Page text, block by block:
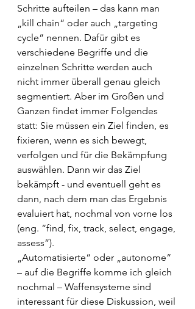
Schritte aufteilen – das kann man
„kill chain“ oder auch „targeting
cycle“ nennen. Dafür gibt es
verschiedene Begriffe und die
einzelnen Schritte werden auch
nicht immer überall genau gleich
segmentiert. Aber im Großen und
Ganzen findet immer Folgendes
statt: Sie müssen ein Ziel finden, es
fixieren, wenn es sich bewegt,
verfolgen und für die Bekämpfung
auswählen. Dann wir das Ziel
bekämpft - und eventuell geht es
dann, nach dem man das Ergebnis
evaluiert hat, nochmal von vorne los
(eng. “find, fix, track, select, engage,
assess”).
„Automatisierte“ oder „autonome“
– auf die Begriffe komme ich gleich
nochmal – Waffensysteme sind
interessant für diese Diskussion, weil